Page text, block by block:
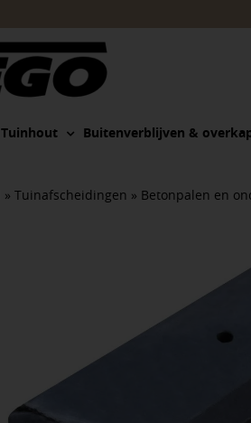
Tuinhout Buitenverblijven &
» Tuinafscheidingen » Betonpalen en